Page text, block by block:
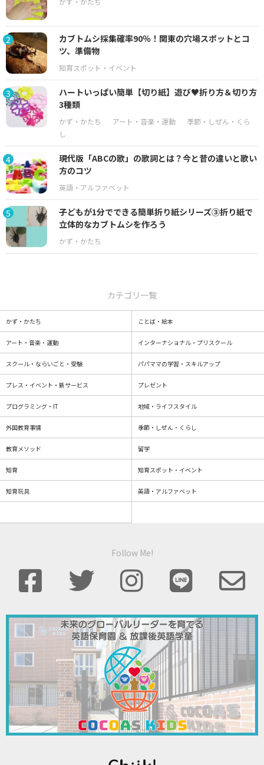
2
カブトムシ採集確率90％！関東の穴場スポットとコ
ツ、準備物
3
ハートいっぱい簡単【切り紙】遊び♥折り方＆切り方
3種類
4
現代版「ABCの歌」の歌詞とは？今と昔の違いと歌い
方のコツ
5
子どもが1分でできる簡単折り紙シリーズ③折り紙で
立体的なカブトムシを作ろう
カテゴリ一覧
かず・かたち ことば・絵本
アート・音楽・運動 インターナショナル・プリスクール
スクール・ならいごと・受験 パパママの学習・スキルアップ
プレス・イベント・新サービス プレゼント
プログラミング・IT 地域・ライフスタイル
外国教育事情 季節・しぜん・くらし
教育メソッド 留学
知育 知育スポット・イベント
知育玩具 英語・アルファベット
Follow Me!